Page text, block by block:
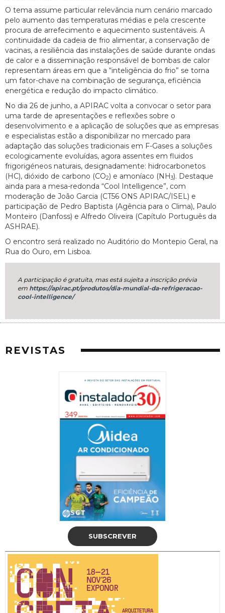
O tema assume particular relevância num cenário marcado
pelo aumento das temperaturas médias e pela crescente
procura de arrefecimento e aquecimento sustentáveis. A
continuidade da cadeia de frio alimentar, a conservação de
vacinas, a resiliência das instalações de saúde durante ondas
de calor e a disseminação responsável de bombas de calor
representam áreas em que a “inteligência do frio” se torna
um fator-chave na combinação de segurança, eficiência
energética e redução do impacto climático.
No dia 26 de junho, a APIRAC volta a convocar o setor para
uma tarde de apresentações e reflexões sobre o
desenvolvimento e a aplicação de soluções que as empresas
e especialistas estão a disponibilizar no mercado para
adaptação das soluções tradicionais em F-Gases a soluções
ecologicamente evoluídas, agora assentes em fluidos
frigorigéneos naturais, designadamente: hidrocarbonetos
(HC), dióxido de carbono (CO2) e amoníaco (NH3). Destaque
ainda para a mesa-redonda “Cool Intelligence”, com
moderação de João Garcia (CT56 ONS APIRAC/ISEL) e
participação de Pedro Baptista (Agência para o Clima), Paulo
Monteiro (Danfoss) e Alfredo Oliveira (Capítulo Português da
ASHRAE).
O encontro será realizado no Auditório do Montepio Geral, na
Rua do Ouro, em Lisboa.
A participação é gratuita, mas está sujeita a inscrição prévia
em https://apirac.pt/produtos/dia-mundial-da-refrigeracao-
cool-intelligence/
REVISTAS
SUBSCREVER